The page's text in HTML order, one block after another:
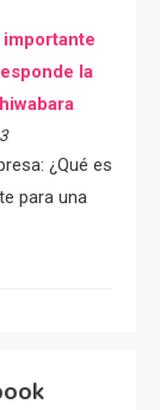
importante
la
¿Qué es
para una